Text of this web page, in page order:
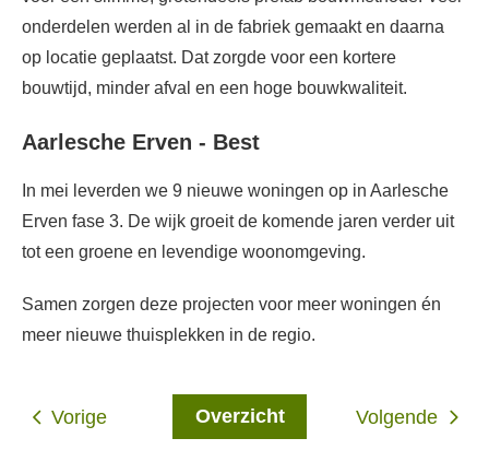
onderdelen werden al in de fabriek gemaakt en daarna
op locatie geplaatst. Dat zorgde voor een kortere
bouwtijd, minder afval en een hoge bouwkwaliteit.
Aarlesche Erven - Best
In mei leverden we 9 nieuwe woningen op in Aarlesche
Erven fase 3. De wijk groeit de komende jaren verder uit
tot een groene en levendige woonomgeving.
Samen zorgen deze projecten voor meer woningen én
meer nieuwe thuisplekken in de regio.
Volgende
Overzicht
Vorige